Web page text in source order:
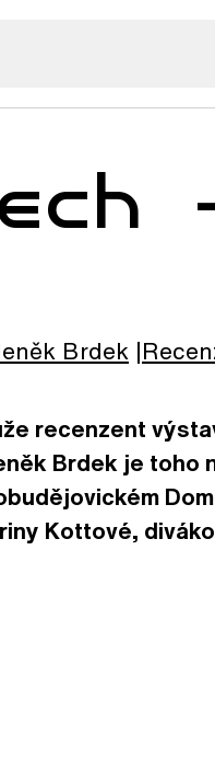
Brdek
recenzent
Brdek je toho
Kottové,